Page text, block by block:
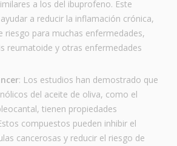
a los del ibuprofeno. Este
a reducir la inflamación crónica,
riesgo para muchas enfermedades,
reumatoide y otras enfermedades
: Los estudios han demostrado que
del aceite de oliva, como el
tienen propiedades
compuestos pueden inhibir el
cancerosas y reducir el riesgo de